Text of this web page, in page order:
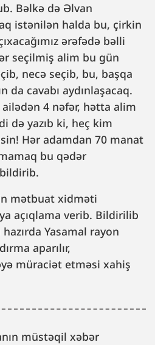
Bəlkə də Əlvan
istənilən halda bu, çirkin
ərəfədə bəlli
seçilmiş alim bu gün
necə seçib, bu, başqa
da cavabı aydınlaşacaq.
4 nəfər, hətta alim
də yazıb ki, heç kim
Hər adamdan 70 manat
bu qədər
bildirib.
mətbuat xidməti
açıqlama verib. Bildirilib
Yasamal rayon
aparılır,
müraciət etməsi xahiş
müstəqil xəbər